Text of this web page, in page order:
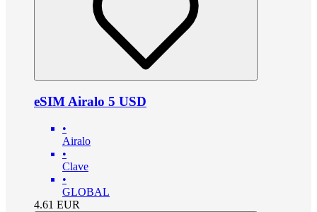
eSIM Airalo 5 USD
•
Airalo
•
Clave
•
GLOBAL
4.61 EUR